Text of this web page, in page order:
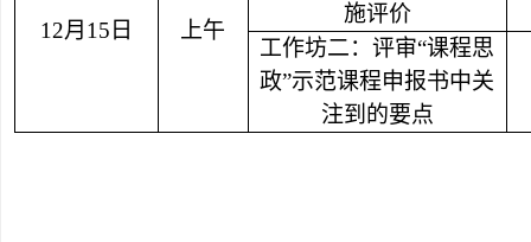
12月 15 日 上午
施评价
工作坊二：评审“课程思
政”示范课程申报书中关
注到的要点